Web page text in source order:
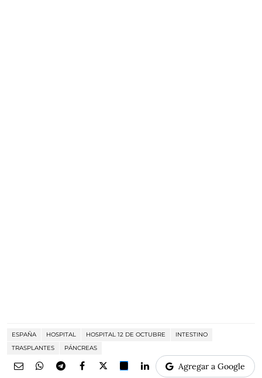
ESPAÑA HOSPITAL HOSPITAL 12 DE OCTUBRE
INTESTINO
TRASPLANTES
PÁNCREAS
Agregar a Google